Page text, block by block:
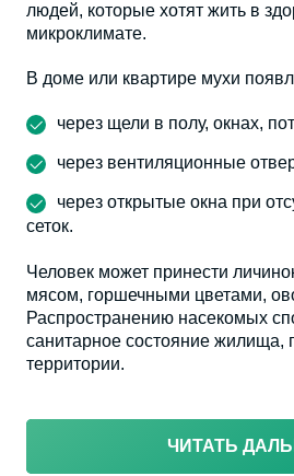
людей, которые хотят жить в
микроклимате.
В доме или квартире мухи
через щели в полу, окнах,
через вентиляционные
через открытые окна при
сеток.
Человек может принести
мясом, горшечными цветами,
Распространению насекомых
санитарное состояние жилища,
территории.
ЧИТАТЬ